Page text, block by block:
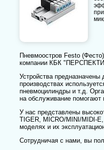
Пневмоостров Festo
компании КБК
Устройства предназначены
производствах
пневмоцилиндры и т.д.
на обслуживание помогают
У нас представлены
TIGER, MICRO/MINI/MIDI-
моделях и их
Сотрудничая с нами, вы